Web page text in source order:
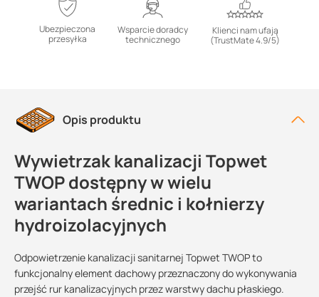
Ubezpieczona
przesyłka
Wsparcie doradcy
technicznego
Klienci nam ufają
(TrustMate 4.9/5)
Opis produktu
Wywietrzak kanalizacji Topwet
TWOP dostępny w wielu
wariantach średnic i kołnierzy
hydroizolacyjnych
Odpowietrzenie kanalizacji sanitarnej Topwet TWOP to
funkcjonalny element dachowy przeznaczony do wykonywania
przejść rur kanalizacyjnych przez warstwy dachu płaskiego.